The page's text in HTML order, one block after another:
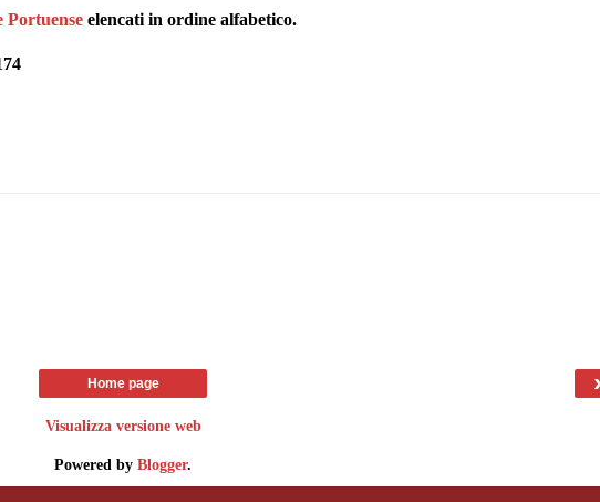
Portuense elencati in ordine alfabetico.
Home page
Visualizza versione web
Powered by Blogger.